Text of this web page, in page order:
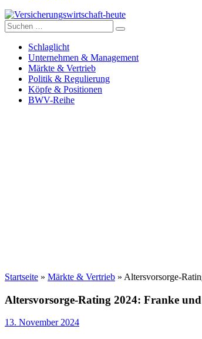
Versicherungswirtschaft-heute
Suche
nach:
Schlaglicht
Unternehmen & Management
Märkte & Vertrieb
Politik & Regulierung
Köpfe & Positionen
BWV-Reihe
Startseite » Märkte & Vertrieb » Altersvorsorge-
Altersvorsorge-Rating 2024: Franke
13. November 2024